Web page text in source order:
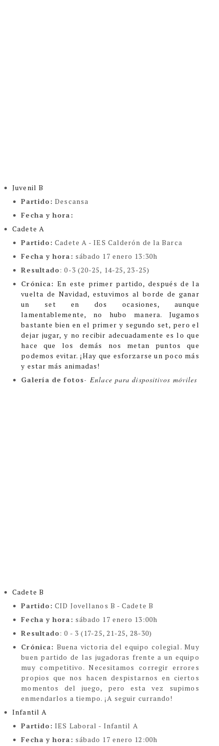
Juvenil B
Partido: Descansa
Fecha y hora:
Cadete A
Partido: Cadete A - IES Calderón de la Barca
Fecha y hora: sábado 17 enero 13:30h
Resultado: 0-3 (20-25, 14-25, 23-25)
Crónica: En este primer partido, después de la
vuelta de Navidad, estuvimos al borde de ganar
un set en dos ocasiones, aunque
lamentablemente, no hubo manera. Jugamos
bastante bien en el primer y segundo set, pero el
dejar jugar, y no recibir adecuadamente es lo que
hace que los demás nos metan puntos que
podemos evitar. ¡Hay que esforzarse un poco más
y estar más animadas!
Galería de fotos-Enlace para dispositivos móviles
Cadete B
Partido: CID Jovellanos B - Cadete B
Fecha y hora: sábado 17 enero 13:00h
Resultado:0 - 3 (17-25, 21-25, 28-30)
Crónica: Buena victoria del equipo colegial. Muy
buen partido de las jugadoras frente a un equipo
muy competitivo. Necesitamos corregir errores
propios que nos hacen despistarnos en ciertos
momentos del juego, pero esta vez supimos
enmendarlos a tiempo. ¡A seguir currando!
Infantil A
Partido: IES Laboral - Infantil A
Fecha y hora: sábado 17 enero 12:00h